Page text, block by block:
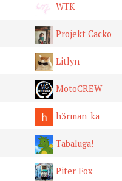
WTK
Projekt Cacko
Litlyn
MotoCREW
h3rman_ka
Tabaluga!
Piter Fox